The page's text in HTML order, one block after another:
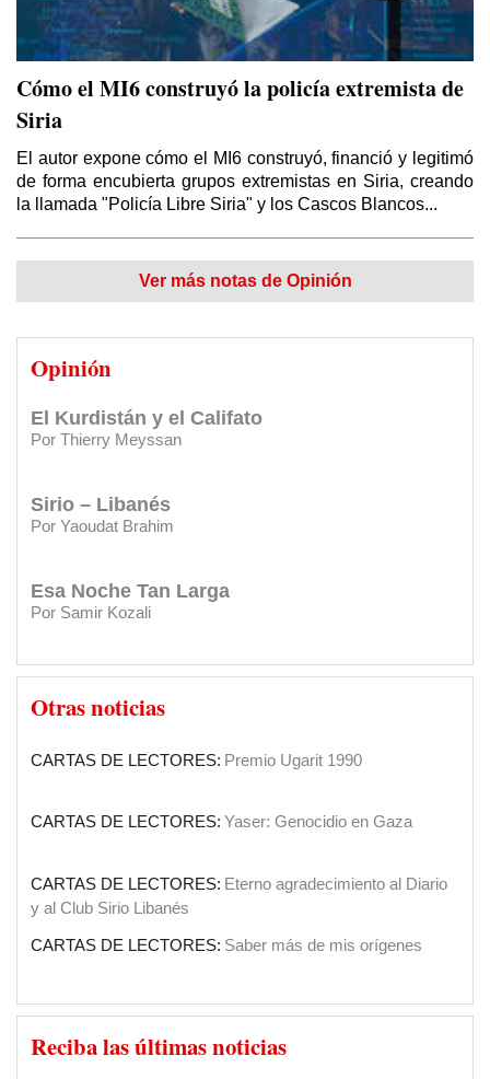
Cómo el MI6 construyó la policía extremista de
Siria
El autor expone cómo el MI6 construyó, financió y legitimó
de forma encubierta grupos extremistas en Siria, creando
la llamada "Policía Libre Siria" y los Cascos Blancos...
Ver más notas de Opinión
Opinión
invención
Por Eugenio García Gascón
guerra contra E.I.
Por Thierry Meyssan (*)
¿Por qué los sirios apoyan a Bashar Al Asad?
Por Tim Anderson (*) / Traducción: Redacción DSL
El vergonzoso "trato del siglo"
El mito de la “revolución siria” fabricado ‎por
el Reino Unido
Por Thierry Meyssan
El Kurdistán y el Califato
Por Thierry Meyssan
Sirio – Libanés
Por Yaoudat Brahim
Esa Noche Tan Larga
Por Samir Kozali
El Papa en Tierra Santa
Por Yaoudat Brahim
Una voz en el desierto?
El caos que buscaba la invasión a Irak de
El Islam político de ISIS en la última tragedia
árabe
Otras noticias
CARTAS DE LECTORES:Premio Ugarit 1990
y al Club Sirio Libanés
CARTAS DE LECTORES:
CARTAS DE LECTORES:
gestión
SOCIEDAD: El Diario Sirio Libanés cumple 90 años
CARTAS DE LECTORES: Premio Ugarit 1990
CARTAS DE LECTORES: Yaser: Genocidio en Gaza
CARTAS DE LECTORES: Eterno agradecimiento al Diario
y al Club Sirio Libanés
CARTAS DE LECTORES: Saber más de mis orígenes
CARTAS DE LECTORES:Agradecimiento por apoyos a su
Reciba las últimas noticias